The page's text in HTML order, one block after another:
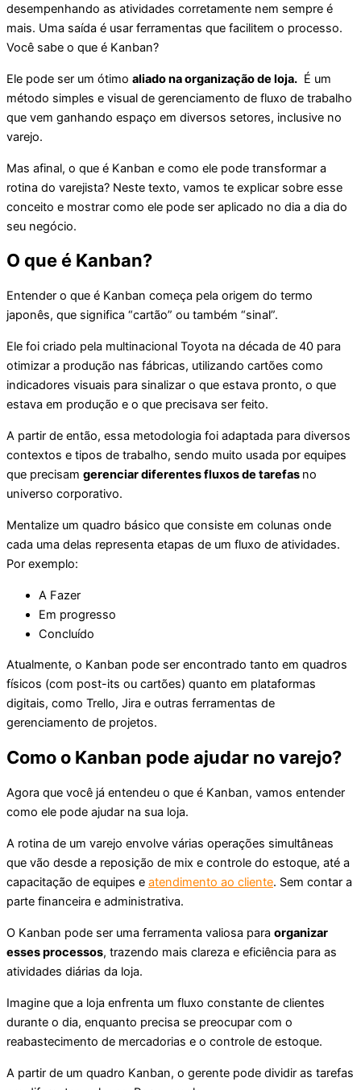
desempenhando as atividades corretamente nem sempre é
mais. Uma saída é usar ferramentas que facilitem o processo.
Você sabe o que é Kanban?
Ele pode ser um ótimo aliado na organização de loja. É um
método simples e visual de gerenciamento de fluxo de trabalho
que vem ganhando espaço em diversos setores, inclusive no
varejo.
Mas afinal, o que é Kanban e como ele pode transformar a
rotina do varejista? Neste texto, vamos te explicar sobre esse
conceito e mostrar como ele pode ser aplicado no dia a dia do
seu negócio.
O que é Kanban?
Entender o que é Kanban começa pela origem do termo
japonês, que significa “cartão” ou também “sinal”.
Ele foi criado pela multinacional Toyota na década de 40 para
otimizar a produção nas fábricas, utilizando cartões como
indicadores visuais para sinalizar o que estava pronto, o que
estava em produção e o que precisava ser feito.
A partir de então, essa metodologia foi adaptada para diversos
contextos e tipos de trabalho, sendo muito usada por equipes
que precisam gerenciar diferentes fluxos de tarefas no
universo corporativo.
Mentalize um quadro básico que consiste em colunas onde
cada uma delas representa etapas de um fluxo de atividades.
Por exemplo:
A Fazer
Em progresso
Concluído
Atualmente, o Kanban pode ser encontrado tanto em quadros
físicos (com post-its ou cartões) quanto em plataformas
digitais, como Trello, Jira e outras ferramentas de
gerenciamento de projetos.
Como o Kanban pode ajudar no varejo?
Agora que você já entendeu o que é Kanban, vamos entender
como ele pode ajudar na sua loja.
A rotina de um varejo envolve várias operações simultâneas
que vão desde a reposição de mix e controle do estoque, até a
capacitação de equipes e atendimento ao cliente. Sem contar a
parte financeira e administrativa.
O Kanban pode ser uma ferramenta valiosa para organizar
esses processos, trazendo mais clareza e eficiência para as
atividades diárias da loja.
Imagine que a loja enfrenta um fluxo constante de clientes
durante o dia, enquanto precisa se preocupar com o
reabastecimento de mercadorias e o controle de estoque.
A partir de um quadro Kanban, o gerente pode dividir as tarefas